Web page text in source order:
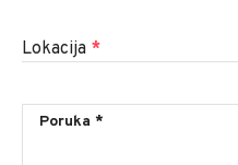
Lokacija *